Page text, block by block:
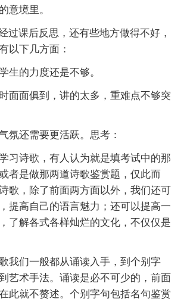
意境里。
过课后反思，还有些地方做得不好，
以下几方面：
生的力度还是不够。
时面面俱到，讲的太多，重难点不够突
氛还需要更活跃。思考：
习诗歌，有人认为就是填考试中的那
者是做那两道诗歌鉴赏题，仅此而
歌，除了前面两方面以外，我们还可
提高自己的语言魅力；还可以提高一
了解各式各样灿烂的文化，不仅仅是
我们一般都从诵读入手，到个别字
艺术手法。诵读是必不可少的，前面
此就不赘述。个别字句包括名句鉴赏